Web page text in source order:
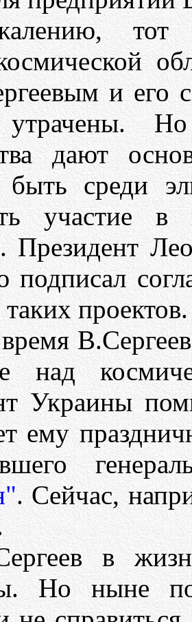
тот
и его
дают
среди
участие в
Президент
подписал
проектов.
над
Украины
ему
. Сейчас,
в
Но ныне